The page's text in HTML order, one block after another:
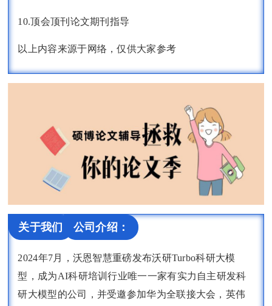
10.顶会顶刊论文期刊指导
以上内容来源于网络，仅供大家参考
关于我们 公司介绍：
2024年7月，沃恩智慧重磅发布沃研Turbo科研大模
型，成为AI科研培训行业唯一一家有实力自主研发科
研大模型的公司，并受邀参加华为全联接大会，英伟